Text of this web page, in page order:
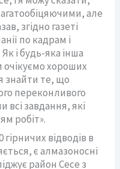
але
згідно газеті
по кадрам і
Як і будь-яка інша
очікуємо хороших
знайти те, що
переконливого
завдання, які
робіт».
відводів в
є алмазоносні
район Сесе з